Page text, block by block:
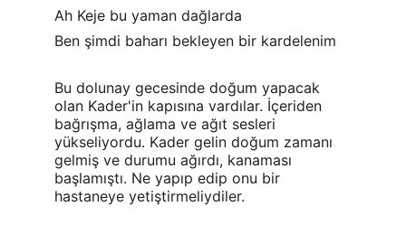
Ah Keje bu yaman dağlarda
Ben şimdi baharı bekleyen bir kardelenim
Bu dolunay gecesinde doğum yapacak
olan Kader'in kapısına vardılar. İçeriden
bağrışma, ağlama ve ağıt sesleri
yükseliyordu. Kader gelin doğum zamanı
gelmiş ve durumu ağırdı, kanaması
başlamıştı. Ne yapıp edip onu bir
hastaneye yetiştirmeliydiler.